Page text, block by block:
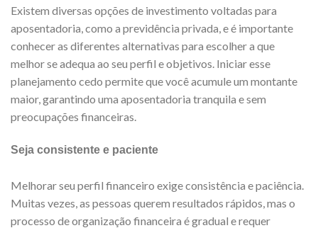
Existem diversas opções de investimento voltadas para
aposentadoria, como a previdência privada, e é importante
conhecer as diferentes alternativas para escolher a que
melhor se adequa ao seu perfil e objetivos. Iniciar esse
planejamento cedo permite que você acumule um montante
maior, garantindo uma aposentadoria tranquila e sem
preocupações financeiras.
Seja consistente e paciente
Melhorar seu perfil financeiro exige consistência e paciência.
Muitas vezes, as pessoas querem resultados rápidos, mas o
processo de organização financeira é gradual e requer